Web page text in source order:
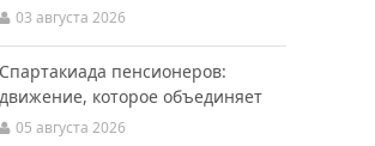
03 августа 2026
Спартакиада пенсионеров:
движение, которое объединяет
05 августа 2026